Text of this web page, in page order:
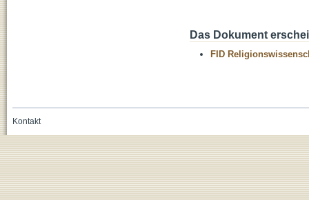
Das Dokument
FID
Kontakt